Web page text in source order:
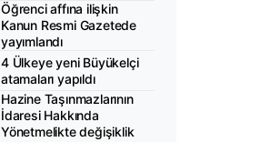
Öğrenci affına ilişkin
Kanun Resmi Gazetede
yayımlandı
4 Ülkeye yeni Büyükelçi
atamaları yapıldı
Hazine Taşınmazlarının
İdaresi Hakkında
Yönetmelikte değişiklik